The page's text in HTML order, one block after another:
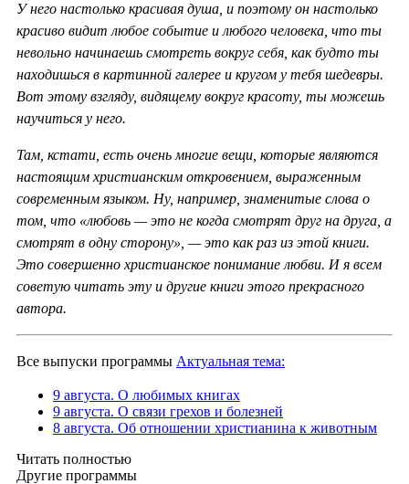
У него настолько красивая душа, и поэтому он настолько
красиво видит любое событие и любого человека, что ты
невольно начинаешь смотреть вокруг себя, как будто ты
находишься в картинной галерее и кругом у тебя шедевры.
Вот этому взгляду, видящему вокруг красоту, ты можешь
научиться у него.
Там, кстати, есть очень многие вещи, которые являются
настоящим христианским откровением, выраженным
современным языком. Ну, например, знаменитые слова о
том, что «любовь — это не когда смотрят друг на друга, а
смотрят в одну сторону», — это как раз из этой книги.
Это совершенно христианское понимание любви. И я всем
советую читать эту и другие книги этого прекрасного
автора.
Все выпуски программы Актуальная тема:
9 августа. О любимых книгах
9 августа. О связи грехов и болезней
8 августа. Об отношении христианина к животным
Читать полностью
Другие программы